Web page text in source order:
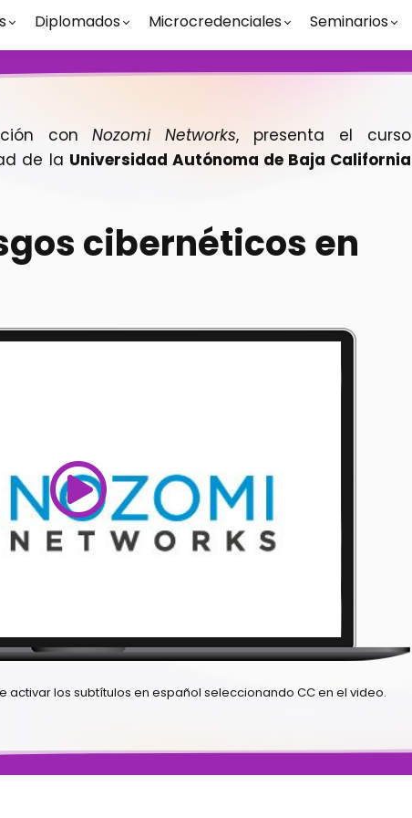
Diplomados Microcredenciales Seminarios
conNozomi Networks, presenta el curso
de la Universidad Autónoma de Baja California
cibernéticos en
activar los subtítulos en español seleccionando CC en el video.